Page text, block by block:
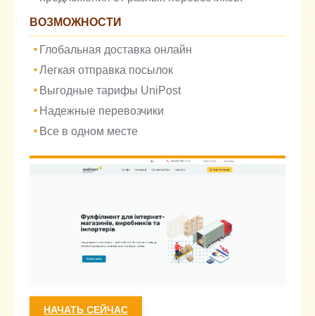
ВОЗМОЖНОСТИ
Глобальная доставка онлайн
Легкая отправка посылок
Выгодные тарифы UniPost
Надежные перевозчики
Все в одном месте
НАЧАТЬ СЕЙЧАС